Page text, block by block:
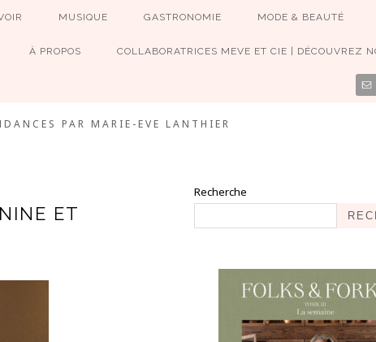
MUSIQUE GASTRONOMIE MODE & BEAUTÉ
À PROPOS COLLABORATRICES MEVE ET CIE | DÉCOUVREZ
PAR MARIE-EVE LANTHIER
ET
Recherche